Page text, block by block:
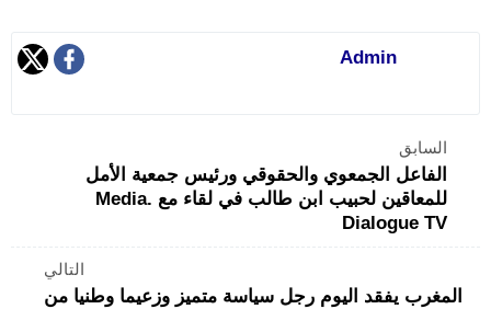
Admin
السابق
الفاعل الجمعوي والحقوقي ورئيس جمعية الأمل
للمعاقين لحبيب ابن طالب في لقاء مع .Media
Dialogue TV
التالي
‏‎المغرب يفقد اليوم رجل سياسة متميز وزعيما وطنيا من